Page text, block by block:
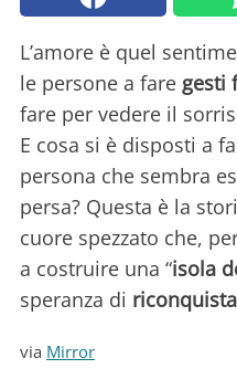
L’amore è quel
le persone a fare gesti
fare per vedere il
E cosa si è disposti a
persona che sembra
persa? Questa è la
cuore spezzato che,
a costruire una “isola
speranza di
via Mirror